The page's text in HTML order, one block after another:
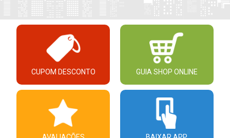
CUPOM DESCONTO GUIA SHOP ONLINE